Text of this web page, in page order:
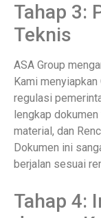
Tahap 3:
Teknis
ASA Group
Kami
regulasi
lengkap
material, dan
Dokumen ini
berjalan sesuai
Tahap 4: